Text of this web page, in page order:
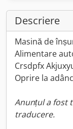
Descriere
Masină de
Alimentare
Crsdpfx
Oprire la
Anunțul a fost
traducere.